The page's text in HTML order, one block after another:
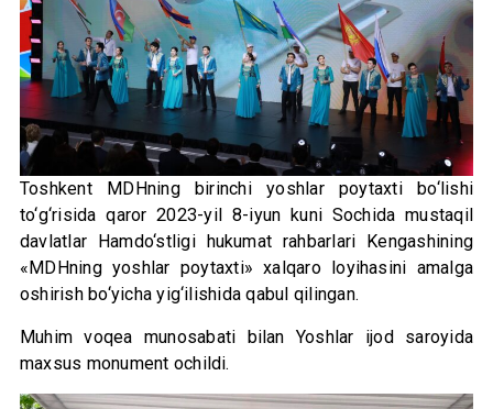
Toshkent MDHning birinchi yoshlar poytaxti bo‘lishi
to‘g‘risida qaror 2023-yil 8-iyun kuni Sochida mustaqil
davlatlar Hamdo‘stligi hukumat rahbarlari Kengashining
«MDHning yoshlar poytaxti» xalqaro loyihasini amalga
oshirish bo‘yicha yig‘ilishida qabul qilingan.
Muhim voqea munosabati bilan Yoshlar ijod saroyida
maxsus monument ochildi.